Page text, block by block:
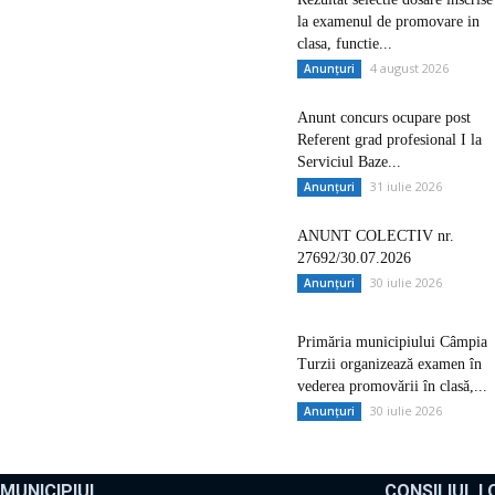
la examenul de promovare in
clasa, functie...
Anunțuri 4 august 2026
Anunt concurs ocupare post
Referent grad profesional I la
Serviciul Baze...
Anunțuri 31 iulie 2026
ANUNT COLECTIV nr.
27692/30.07.2026
Anunțuri 30 iulie 2026
Primăria municipiului Câmpia
Turzii organizează examen în
vederea promovării în clasă,...
Anunțuri 30 iulie 2026